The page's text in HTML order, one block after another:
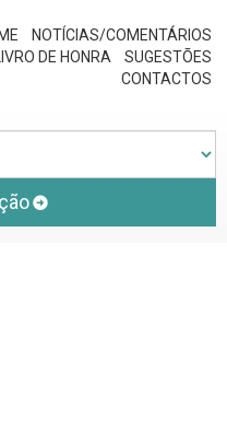
NOTÍCIAS/COMENTÁRIOS
LIVRO DE HONRA
SUGESTÕES
CONTACTOS